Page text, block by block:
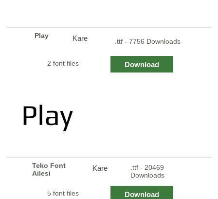
Play Kare .ttf - 7756 Downloads
2 font files Download
Teko Font
Ailesi
Kare
.ttf - 20469
Downloads
5 font files Download